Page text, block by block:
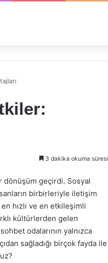
3 dakika okuma süresi
geçirdi. Sosyal
birbirleriyle iletişim
hızlı ve en etkileşimli
kültürlerden gelen
odalarının yalnızca
sağladığı birçok fayda ile